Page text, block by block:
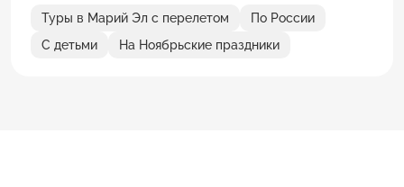
Туры в Марий Эл с перелетом
По России
С детьми
На Ноябрьские праздники